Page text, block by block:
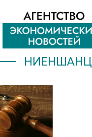
НИЕНШАНЦ